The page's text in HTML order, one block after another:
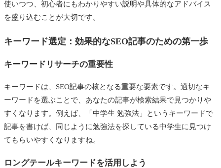
使いつつ、初心者にもわかりやすい説明や具体的なアドバイス
を盛り込むことが大切です。
キーワード選定：効果的なSEO記事のための第一歩
キーワードリサーチの重要性
キーワードは、SEO記事の核となる重要な要素です。適切なキ
ーワードを選ぶことで、あなたの記事が検索結果で見つかりや
すくなります。例えば、「中学生 勉強法」というキーワードで
記事を書けば、同じように勉強法を探している中学生に見つけ
てもらいやすくなりますね。
ロングテールキーワードを活用しよう